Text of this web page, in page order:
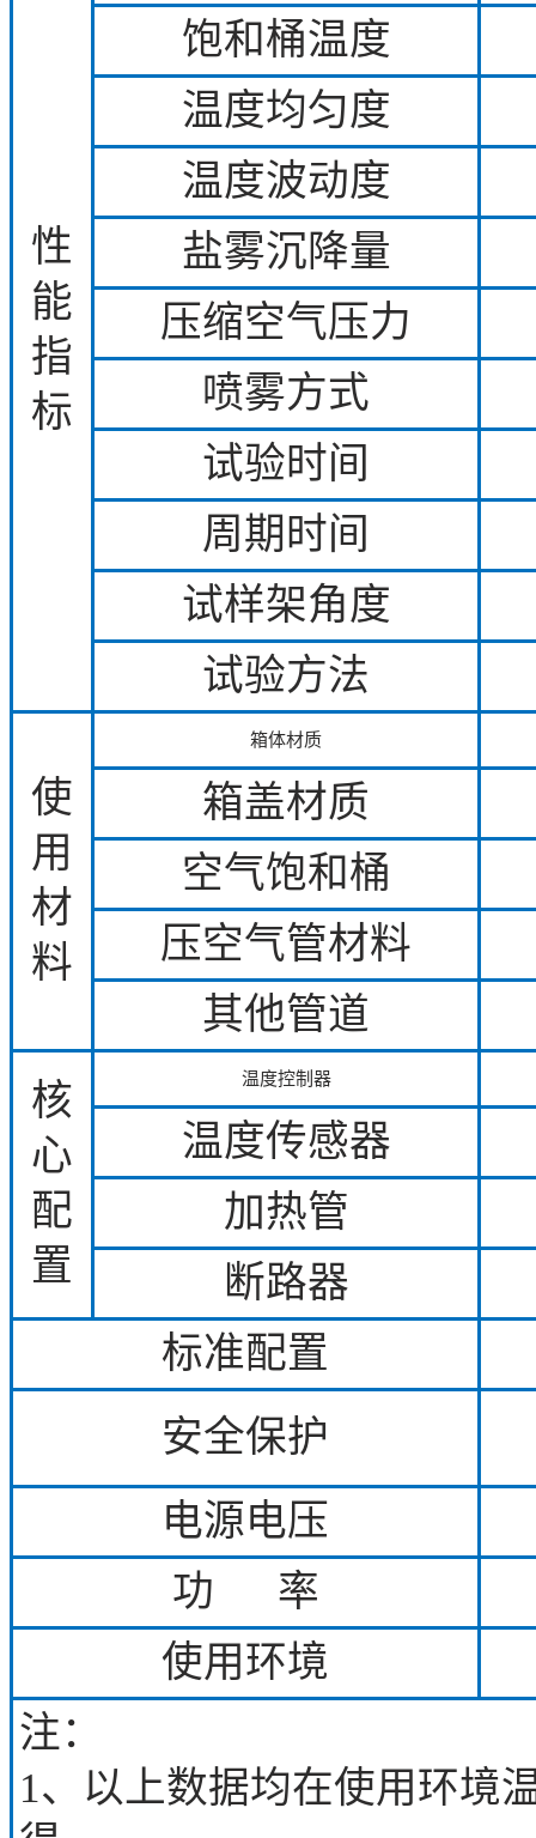
性
能
指
标
饱和桶温度
温度均匀度
温度波动度
盐雾沉降量
压缩空气压力
喷雾方式
试验时间
周期时间
试样架角度
试验方法
使
用
材
料
箱体材质
箱盖材质
空气饱和桶
压空气管材料
其他管道
核
心
配
置
温度控制器
温度传感器
加热管
断路器
标准配置
安全保护
电源电压
功 率
使用环境
注：
1、以上数据均在使用环境